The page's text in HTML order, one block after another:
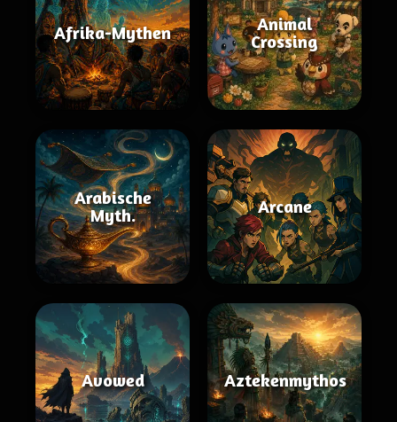
Afrika-Mythen
Animal
Crossing
Arabische
Myth.
Arcane
Avowed Aztekenmythos